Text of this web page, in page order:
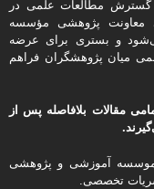
مطالعات علمی در
معاونت پژوهشی مؤسسه
و بستری برای عرضه
میان پژوهشگران فراهم
مقالات بلافاصله پس از
موسسه آموزشی و پژوهشی
تخصصی.